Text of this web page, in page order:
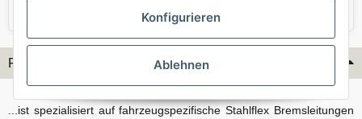
Konfigurieren
Ablehnen
Flex-Hydraulik...
...ist spezialisiert auf fahrzeugspezifische Stahlflex Bremsleitungen